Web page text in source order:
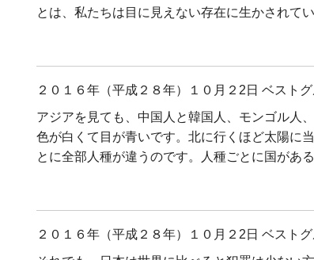
とは、私たちは目に見えない存在に生かされて
２０１６年（平成２８年）１０月２2日 ベスト
アジアを見ても、中国人と韓国人、モンゴル人
色が白くて目が青いです。北に行くほど太陽に
とに全部人種が違うのです。人種ごとに国がある
２０１６年（平成２８年）１０月２2日 ベスト